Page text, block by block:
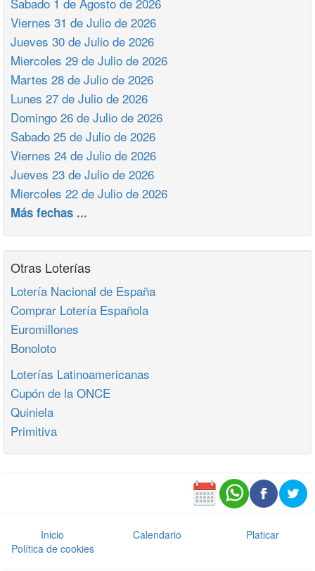
Viernes 31 de Julio de 2026
Jueves 30 de Julio de 2026
Miercoles 29 de Julio de 2026
Martes 28 de Julio de 2026
Lunes 27 de Julio de 2026
Domingo 26 de Julio de 2026
Sabado 25 de Julio de 2026
Viernes 24 de Julio de 2026
Jueves 23 de Julio de 2026
Miercoles 22 de Julio de 2026
Más fechas ...
Otras Loterías
Lotería Nacional de España
Comprar Lotería Española
Euromillones
Bonoloto
Loterías Latinoamericanas
Cupón de la ONCE
Quiniela
Primitiva
Inicio Calendario
Platicar
Política de cookies